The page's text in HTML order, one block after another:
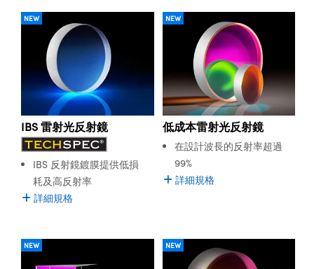
Components | SCHOTT 光
| 紅外線光學產品
| 光纖
| 雷射光學
| 超快光學
Sputtering) Coated Optics |
Elements (DOE) | 繞射光
| 雷射分光鏡
| 雷射顯微鏡
Isolators | 晶體和隔離器
| 雷射偏光片
| 雷射稜鏡
Objectives
Cameras
Lighting |顯微鏡照明
體視顯微鏡系統
Filters | 顯微鏡濾光片
Lenses | 變焦鏡頭模組
Stage Micrometers | 刻劃板或
Accessories | 成像鏡頭配件
Labs Cameras™ | Lucid Vision
| Pixelink 相機
糙度標準
Tools | 量測工具
Components | 主動光學元件
and Detection
| 雷射防護
性裝置
Production
Processing
Tomography
Development Systems
and Detection
and Production | 清倉實驗室
Targets
and Detection
and Production | 重新認證實
or a combination of the two. Laser Line Mirrors are also
ideal for laser applications where space is limited, as a
beam can be precisely directed multiple times to fit
within a particular area.
Edmund Optics offers a wide range of Laser Line Mirrors
suited for many beam steering or beam manipulation
needs. Laser Line Mirrors are designed to reflect a very
narrow range of wavelengths. High Damage Mirrors are
especially durable mirrors that possess high damage
threshold. A wide selection of Laser Line Mirrors is
available for use with a range of popular laser
wavelengths.
NEW
IBS 雷射光反射鏡
IBS 反射鏡鍍膜提供低損
耗及高反射率
詳細規格
NEW
低成本雷射光反射鏡
在設計波長的反射率超過
99%
詳細規格
NEW NEW